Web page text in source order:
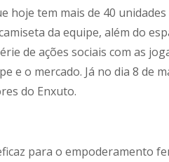
hoje tem mais de 40
da equipe, além do
de ações sociais com as
o mercado. Já no dia 8 de
do Enxuto.
para o empoderamento